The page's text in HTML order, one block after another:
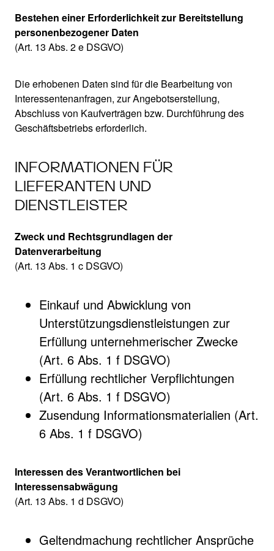
Bestehen einer Erforderlichkeit zur Bereitstellung
personenbezogener Daten
(Art. 13 Abs. 2 e DSGVO)
Die erhobenen Daten sind für die Bearbeitung von
Interessentenanfragen, zur Angebotserstellung,
Abschluss von Kaufverträgen bzw. Durchführung des
Geschäftsbetriebs erforderlich.
INFORMATIONEN FÜR
LIEFERANTEN UND
DIENSTLEISTER
Zweck und Rechtsgrundlagen der
Datenverarbeitung
(Art. 13 Abs. 1 c DSGVO)
Einkauf und Abwicklung von
Unterstützungsdienstleistungen zur
Erfüllung unternehmerischer Zwecke
(Art. 6 Abs. 1 f DSGVO)
Erfüllung rechtlicher Verpflichtungen
(Art. 6 Abs. 1 f DSGVO)
Zusendung Informationsmaterialien (Art.
6 Abs. 1 f DSGVO)
Interessen des Verantwortlichen bei
Interessensabwägung
(Art. 13 Abs. 1 d DSGVO)
Geltendmachung rechtlicher Ansprüche